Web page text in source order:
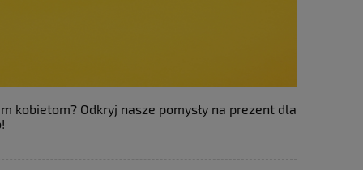
kobietom? Odkryj nasze pomysły na prezent dla